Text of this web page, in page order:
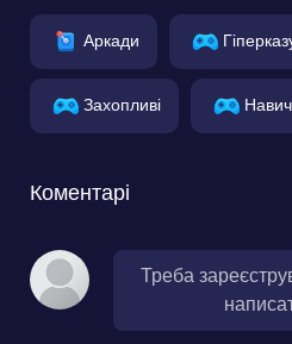
Аркади
Захопливі
Коментарі
Треба